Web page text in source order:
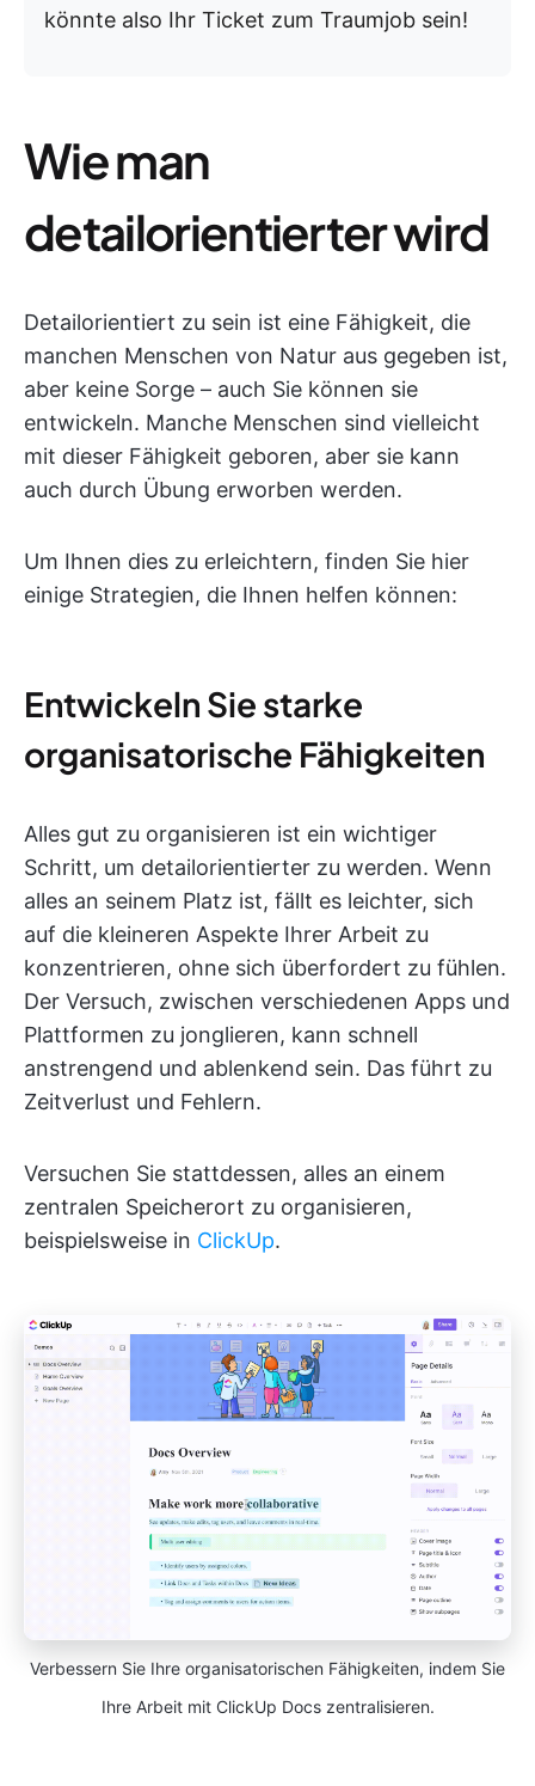
könnte also Ihr Ticket zum Traumjob sein!
Wie man
detailorientierter wird
Detailorientiert zu sein ist eine Fähigkeit, die
manchen Menschen von Natur aus gegeben ist,
aber keine Sorge – auch Sie können sie
entwickeln. Manche Menschen sind vielleicht
mit dieser Fähigkeit geboren, aber sie kann
auch durch Übung erworben werden.
Um Ihnen dies zu erleichtern, finden Sie hier
einige Strategien, die Ihnen helfen können:
Entwickeln Sie starke
organisatorische Fähigkeiten
Alles gut zu organisieren ist ein wichtiger
Schritt, um detailorientierter zu werden. Wenn
alles an seinem Platz ist, fällt es leichter, sich
auf die kleineren Aspekte Ihrer Arbeit zu
konzentrieren, ohne sich überfordert zu fühlen.
Der Versuch, zwischen verschiedenen Apps und
Plattformen zu jonglieren, kann schnell
anstrengend und ablenkend sein. Das führt zu
Zeitverlust und Fehlern.
Versuchen Sie stattdessen, alles an einem
zentralen Speicherort zu organisieren,
beispielsweise in ClickUp.
Verbessern Sie Ihre organisatorischen Fähigkeiten, indem Sie
Ihre Arbeit mit ClickUp Docs zentralisieren.